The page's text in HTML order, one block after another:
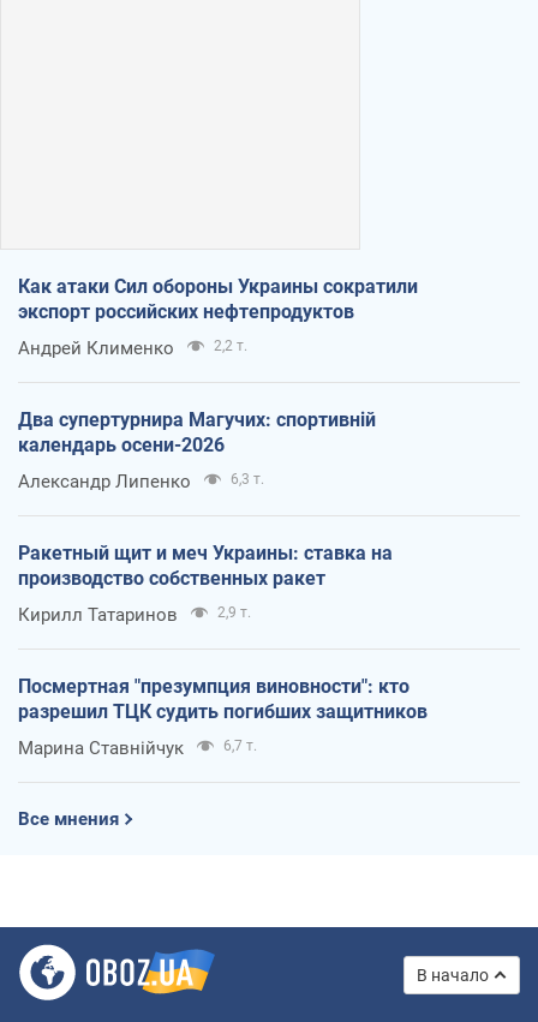
Как атаки Сил обороны Украины сократили
экспорт российских нефтепродуктов
Андрей Клименко 2,2 т.
Два супертурнира Магучих: спортивній
календарь осени-2026
Александр Липенко 6,3 т.
Ракетный щит и меч Украины: ставка на
производство собственных ракет
Кирилл Татаринов 2,9 т.
Посмертная "презумпция виновности": кто
разрешил ТЦК судить погибших защитников
Марина Ставнійчук 6,7 т.
Все мнения
В начало